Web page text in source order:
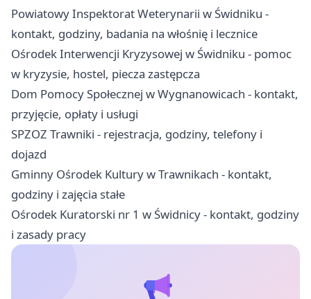
Powiatowy Inspektorat Weterynarii w Świdniku -
kontakt, godziny, badania na włośnię i lecznice
Ośrodek Interwencji Kryzysowej w Świdniku - pomoc
w kryzysie, hostel, piecza zastępcza
Dom Pomocy Społecznej w Wygnanowicach - kontakt,
przyjęcie, opłaty i usługi
SPZOZ Trawniki - rejestracja, godziny, telefony i
dojazd
Gminny Ośrodek Kultury w Trawnikach - kontakt,
godziny i zajęcia stałe
Ośrodek Kuratorski nr 1 w Świdnicy - kontakt, godziny
i zasady pracy